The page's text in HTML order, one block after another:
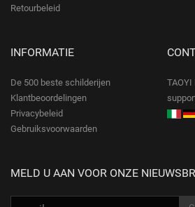
Retourbeleid
INFORMATIE
De 500 beste schilderijen
Klantbeoordelingen
Privacybeleid
Gebruiksvoorwaarden
TAOYI
MELD U AAN VOOR ONZE